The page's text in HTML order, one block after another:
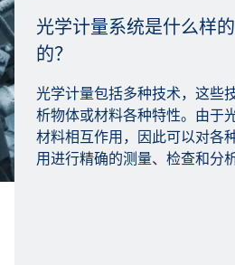
光学计量系统是什么样
的？
光学计量包括多种技术，这些
析物体或材料各种特性。由于
材料相互作用，因此可以对各
用进行精确的测量、检查和分析